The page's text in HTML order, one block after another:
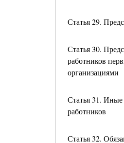
Статья 29.
Статья 30.
работников
организациями
Статья 31. Иные
работников
Статья 32.